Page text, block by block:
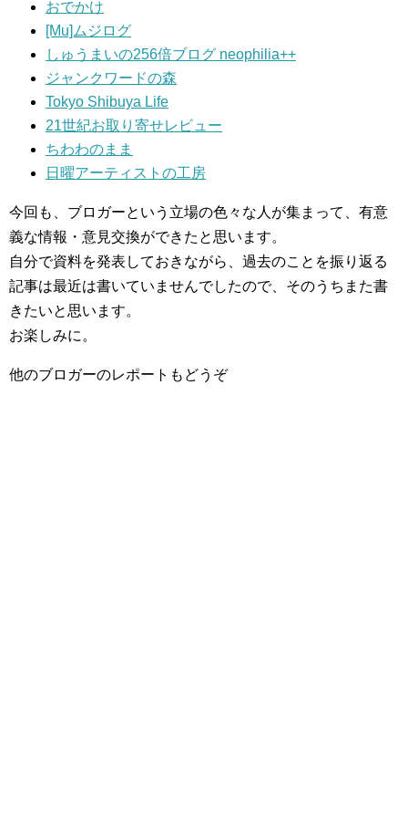
おでかけ
[Mu]ムジログ
しゅうまいの256倍ブログ neophilia++
ジャンクワードの森
Tokyo Shibuya Life
21世紀お取り寄せレビュー
ちわわのまま
日曜アーティストの工房
今回も、ブロガーという立場の色々な人が集まって、有意
義な情報・意見交換ができたと思います。
自分で資料を発表しておきながら、過去のことを振り返る
記事は最近は書いていませんでしたので、そのうちまた書
きたいと思います。
お楽しみに。
他のブロガーのレポートもどうぞ